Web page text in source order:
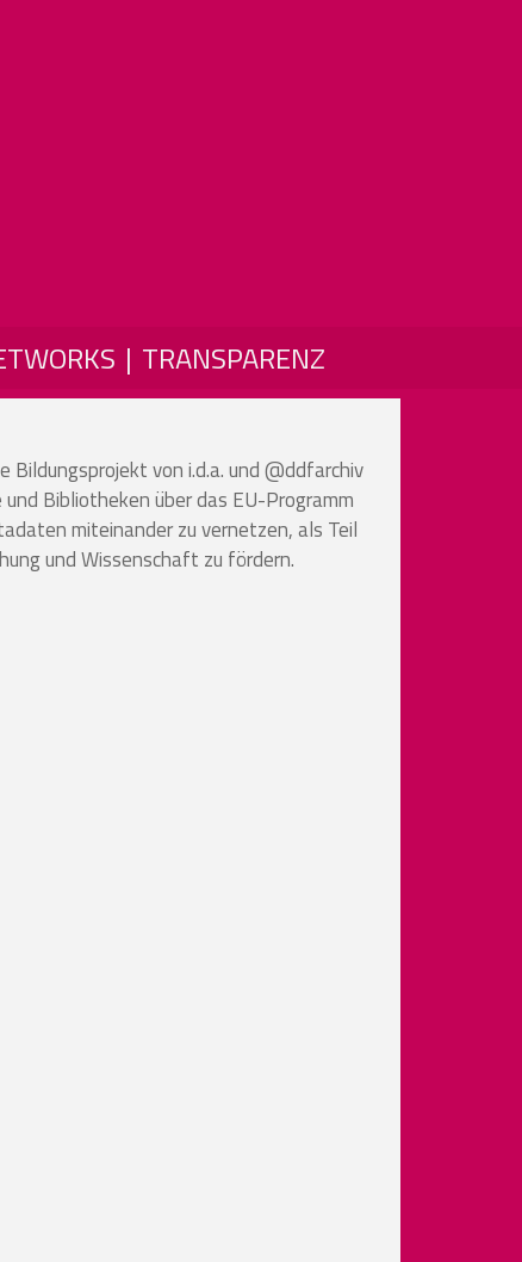
TRANSPARENZ
von i.d.a. und @ddfarchiv
Bibliotheken über das EU-Programm
miteinander zu vernetzen, als Teil
und Wissenschaft zu fördern.